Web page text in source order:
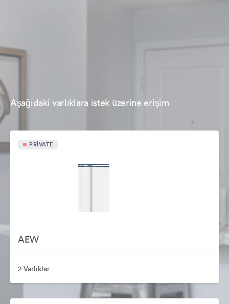
Aşağıdaki varlıklara istek üzerine erişim
PRIVATE
AEW
2 Varlıklar